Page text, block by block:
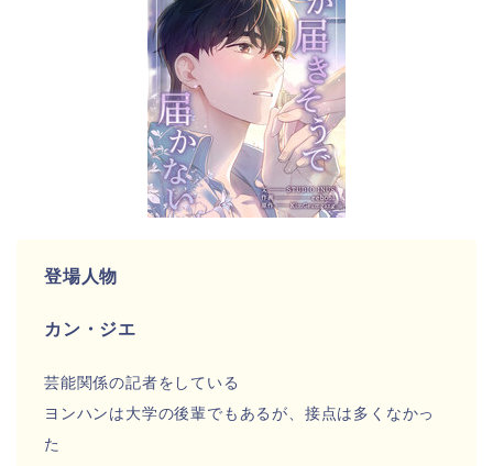
登場人物
カン・ジエ
芸能関係の記者をしている
ヨンハンは大学の後輩でもあるが、接点は多くなかっ
た